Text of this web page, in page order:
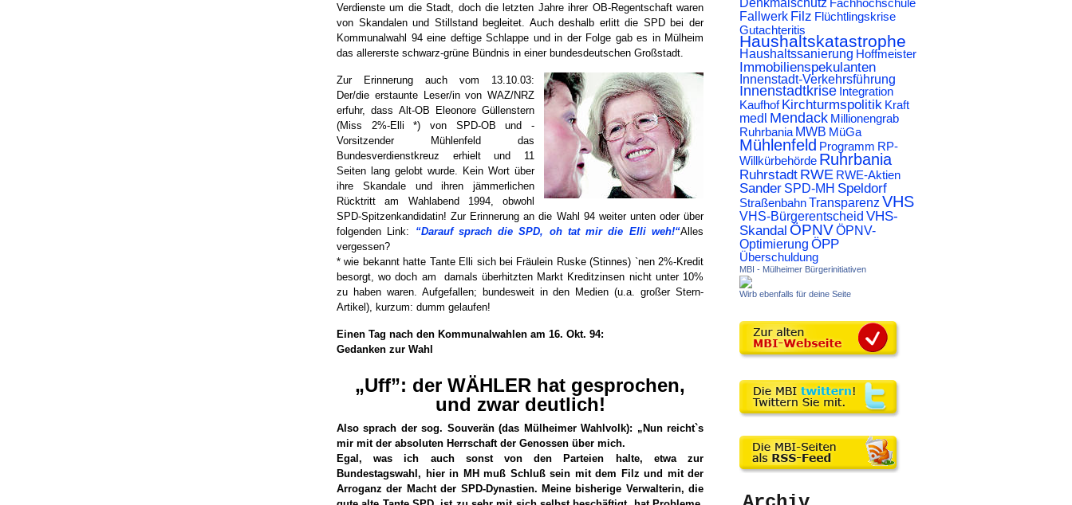
Verdienste um die Stadt, doch die letzten Jahre ihrer OB-Regentschaft waren
von Skandalen und Stillstand begleitet. Auch deshalb erlitt die SPD bei der
Kommunalwahl 94 eine deftige Schlappe und in der Folge gab es in Mülheim
das allererste schwarz-grüne Bündnis in einer bundesdeutschen Großstadt.
Zur Erinnerung auch vom 13.10.03:
Der/die erstaunte Leser/in von WAZ/NRZ
erfuhr, dass Alt-OB Eleonore Güllenstern
(Miss 2%-Elli *) von SPD-OB und -
Vorsitzender Mühlenfeld das
Bundesverdienstkreuz erhielt und 11
Seiten lang gelobt wurde. Kein Wort über
ihre Skandale und ihren jämmerlichen
Rücktritt am Wahlabend 1994, obwohl
SPD-Spitzenkandidatin! Zur Erinnerung an die Wahl 94 weiter unten oder über
folgenden Link: “Darauf sprach die SPD, oh tat mir die Elli weh!“Alles
vergessen?
* wie bekannt hatte Tante Elli sich bei Fräulein Ruske (Stinnes) `nen 2%-Kredit
besorgt, wo doch am damals überhitzten Markt Kreditzinsen nicht unter 10%
zu haben waren. Aufgefallen; bundesweit in den Medien (u.a. großer Stern-
Artikel), kurzum: dumm gelaufen!
Einen Tag nach den Kommunalwahlen am 16. Okt. 94:
Gedanken zur Wahl
„Uff”: der WÄHLER hat gesprochen,
und zwar deutlich!
Also sprach der sog. Souverän (das Mülheimer Wahlvolk): „Nun reicht`s
mir mit der absoluten Herrschaft der Genossen über mich.
Egal, was ich auch sonst von den Parteien halte, etwa zur
Bundestagswahl, hier in MH muß Schluß sein mit dem Filz und mit der
Arroganz der Macht der SPD-Dynastien. Meine bisherige Verwalterin, die
Fachhochschule
Fallwerk Filz Flüchtlingskrise
Gutachteritis
Haushaltskatastrophe
Haushaltssanierung Hoffmeister
Immobilienspekulanten
Innenstadt-Verkehrsführung
Innenstadtkrise Integration
Kaufhof Kirchturmspolitik Kraft
medl Mendack Millionengrab
Ruhrbania MWB MüGa
Mühlenfeld Programm RP-
Willkürbehörde Ruhrbania
Ruhrstadt RWE RWE-Aktien
Sander SPD-MH Speldorf
StraßenbahnTransparenz VHS
VHS-Bürgerentscheid VHS-
Skandal ÖPNVÖPNV-
Optimierung ÖPP
Überschuldung
MBI - Mülheimer Bürgerinitiativen
Wirb ebenfalls für deine Seite